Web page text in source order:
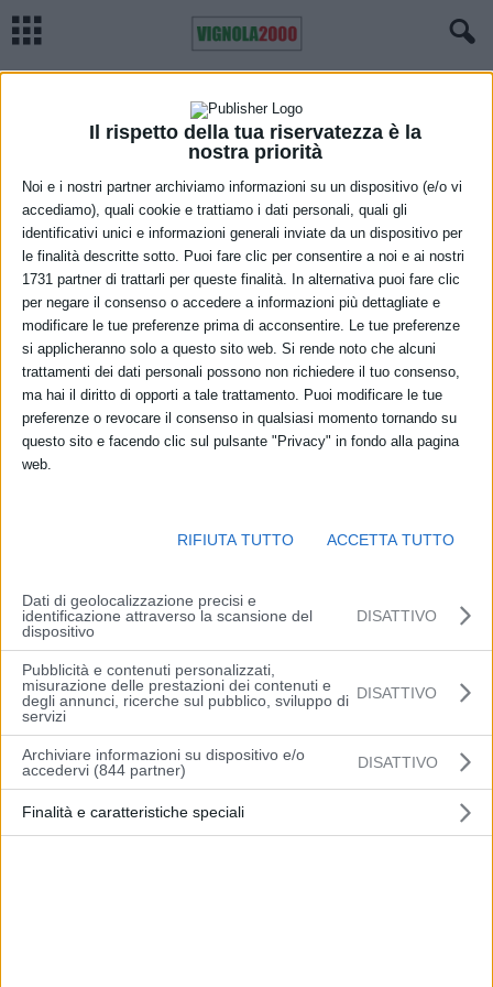
Il rispetto della tua riservatezza è la
nostra priorità
Noi e i nostri partner archiviamo informazioni su un dispositivo (e/o vi
accediamo), quali cookie e trattiamo i dati personali, quali gli
identificativi unici e informazioni generali inviate da un dispositivo per
le finalità descritte sotto. Puoi fare clic per consentire a noi e ai nostri
1731 partner di trattarli per queste finalità. In alternativa puoi fare clic
per negare il consenso o accedere a informazioni più dettagliate e
modificare le tue preferenze prima di acconsentire. Le tue preferenze
si applicheranno solo a questo sito web. Si rende noto che alcuni
trattamenti dei dati personali possono non richiedere il tuo consenso,
ma hai il diritto di opporti a tale trattamento. Puoi modificare le tue
preferenze o revocare il consenso in qualsiasi momento tornando su
questo sito e facendo clic sul pulsante "Privacy" in fondo alla pagina
web.
RIFIUTA TUTTO ACCETTA TUTTO
Dati di geolocalizzazione precisi e
identificazione attraverso la scansione del
dispositivo
DISATTIVO
Pubblicità e contenuti personalizzati,
misurazione delle prestazioni dei contenuti e
degli annunci, ricerche sul pubblico, sviluppo di
servizi
DISATTIVO
Archiviare informazioni su dispositivo e/o
accedervi (844 partner)
DISATTIVO
Finalità e caratteristiche speciali
Home Meteo Previsioni meteo Emilia Romagna, giovedì 23 febbraio 2022
Previsioni meteo Emilia Romagna,
giovedì 23 febbraio 2022
22 Febbraio 2023
In prevalenza molto nuvoloso con deboli piogge o pioviggini sparse,
più probabili sul settore occidentale e lungo i rilievi. Tendenza ad
attenuazione della nuvolosità nel corso della giornata ed in serata
attorno a 8/9 gradi; in lieve aumento le massime, comprese tra 13
ovest sui rilievi. Mare quasi calmo.
(Arpae)
Articolo precedente
Emilia-Romagna, una terra
Articolo successivo
A Spilamberto i carabinieri